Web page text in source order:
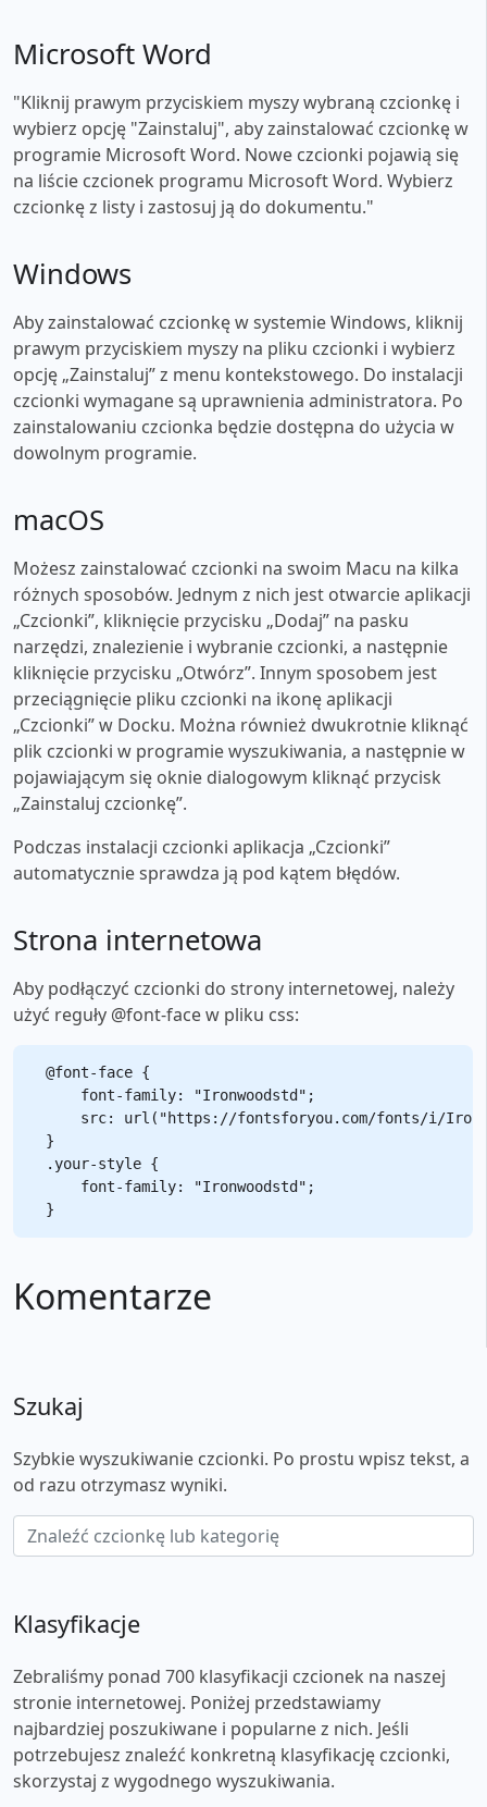
Microsoft Word
"Kliknij prawym przyciskiem myszy wybraną czcionkę i
wybierz opcję "Zainstaluj", aby zainstalować czcionkę w
programie Microsoft Word. Nowe czcionki pojawią się
na liście czcionek programu Microsoft Word. Wybierz
czcionkę z listy i zastosuj ją do dokumentu."
Windows
Aby zainstalować czcionkę w systemie Windows, kliknij
prawym przyciskiem myszy na pliku czcionki i wybierz
opcję „Zainstaluj” z menu kontekstowego. Do instalacji
czcionki wymagane są uprawnienia administratora. Po
zainstalowaniu czcionka będzie dostępna do użycia w
dowolnym programie.
macOS
Możesz zainstalować czcionki na swoim Macu na kilka
różnych sposobów. Jednym z nich jest otwarcie aplikacji
„Czcionki”, kliknięcie przycisku „Dodaj” na pasku
narzędzi, znalezienie i wybranie czcionki, a następnie
kliknięcie przycisku „Otwórz”. Innym sposobem jest
przeciągnięcie pliku czcionki na ikonę aplikacji
„Czcionki” w Docku. Można również dwukrotnie kliknąć
plik czcionki w programie wyszukiwania, a następnie w
pojawiającym się oknie dialogowym kliknąć przycisk
„Zainstaluj czcionkę”.
Podczas instalacji czcionki aplikacja „Czcionki”
automatycznie sprawdza ją pod kątem błędów.
Strona internetowa
Aby podłączyć czcionki do strony internetowej, należy
użyć reguły @font-face w pliku css:
@font-face {
    font-family: "Ironwoodstd";
src: url("https://fontsforyou.com/fonts/i/
}
.your-style {
    font-family: "Ironwoodstd";
Komentarze
Szukaj
Szybkie wyszukiwanie czcionki. Po prostu wpisz tekst, a
od razu otrzymasz wyniki.
Klasyfikacje
Zebraliśmy ponad 700 klasyfikacji czcionek na naszej
stronie internetowej. Poniżej przedstawiamy
najbardziej poszukiwane i popularne z nich. Jeśli
potrzebujesz znaleźć konkretną klasyfikację czcionki,
skorzystaj z wygodnego wyszukiwania.